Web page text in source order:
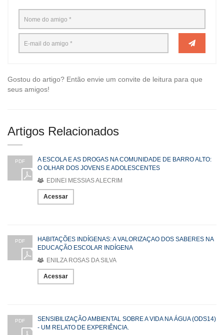
Gostou do artigo? Então envie um convite de leitura para que
seus amigos!
Artigos Relacionados
PDF
A ESCOLA E AS DROGAS NA COMUNIDADE DE BARRO ALTO:
O OLHAR DOS JOVENS E ADOLESCENTES
EDINEI MESSIAS ALECRIM
Acessar
PDF
HABITAÇÕES INDÍGENAS: A VALORIZAÇAO DOS SABERES NA
EDUCAÇÃO ESCOLAR INDÍGENA
ENILZA ROSAS DA SILVA
Acessar
PDF
SENSIBILIZAÇÃO AMBIENTAL SOBRE A VIDA NA ÁGUA (ODS14)
- UM RELATO DE EXPERIÊNCIA.